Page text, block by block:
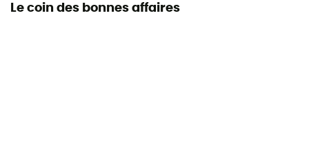
Le coin des bonnes affaires